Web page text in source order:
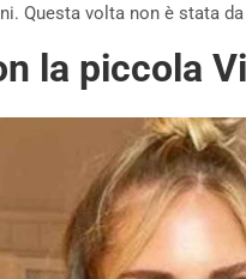
Questa volta non è stata
la piccola